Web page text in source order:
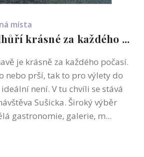
místa
krásné za každého ...
je krásně za každého počasí.
nebo prší, tak to pro výlety do
není. V tu chvíli se stává
Sušicka. Široký výběr
gastronomie, galerie, m...